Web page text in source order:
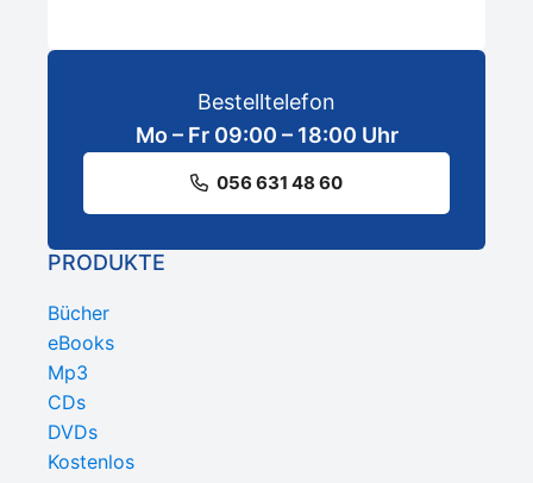
Bestelltelefon
Mo – Fr 09:00 – 18:00 Uhr
056 631 48 60
PRODUKTE
Bücher
eBooks
Mp3
CDs
DVDs
Kostenlos